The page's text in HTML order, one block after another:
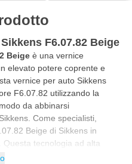
F6.07.82 Beige
Beige è una vernice
elevato potere coprente e
vernice per auto Sikkens
F6.07.82 utilizzando la
da abbinarsi
Come specialisti,
Beige di Sikkens in
tecnologia ad alta
un un risultato di alta